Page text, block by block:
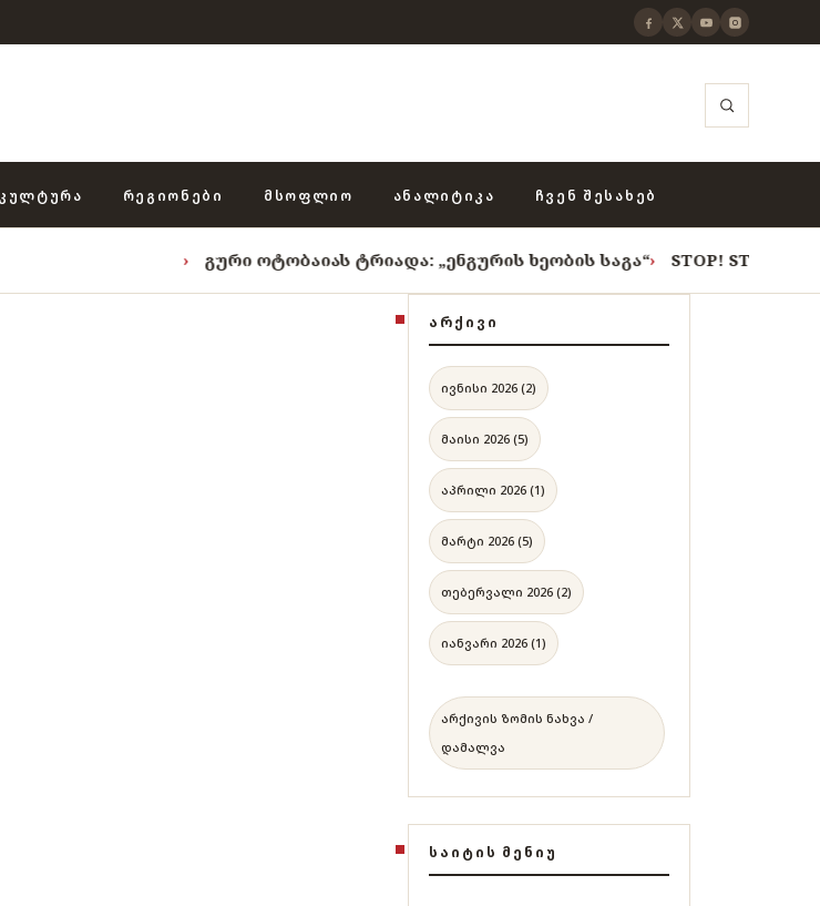
ᲙᲣᲚᲢᲣᲠᲐ ᲠᲔᲒᲘᲝᲜᲔᲑᲘ ᲛᲡᲝᲤᲚᲘᲝ ᲐᲜᲐᲚᲘᲢᲘᲙᲐ ᲩᲕᲔᲜ ᲨᲔᲡᲐᲮᲔᲑ
გური ოტობაიას ტრიადა: „ენგურის ხეობის საგა“› STOP! STOP! STOP!›
ᲐᲠᲥᲘᲕᲘ
ივნისი 2026 (2)
მაისი 2026 (5)
აპრილი 2026 (1)
მარტი 2026 (5)
თებერვალი 2026 (2)
იანვარი 2026 (1)
არქივის ზომის ნახვა /
დამალვა
ᲡᲐᲘᲢᲘᲡ ᲛᲔᲜᲘᲣ